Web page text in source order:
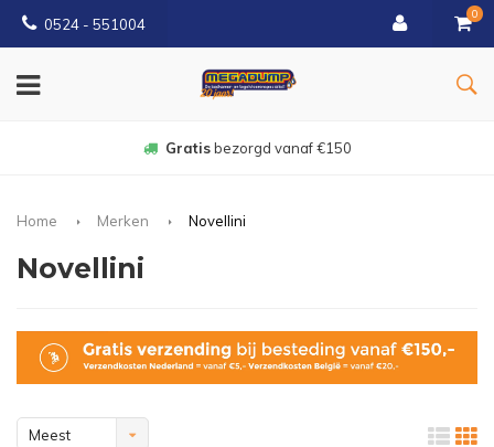
0524 - 551004
0
Gratisbezorgd vanaf €150
Home Merken Novellini
Novellini
Meest